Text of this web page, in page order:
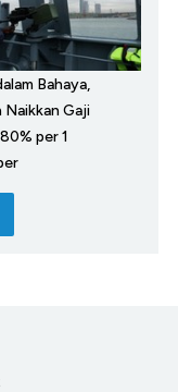
Bahaya,
Naikkan Gaji
per 1